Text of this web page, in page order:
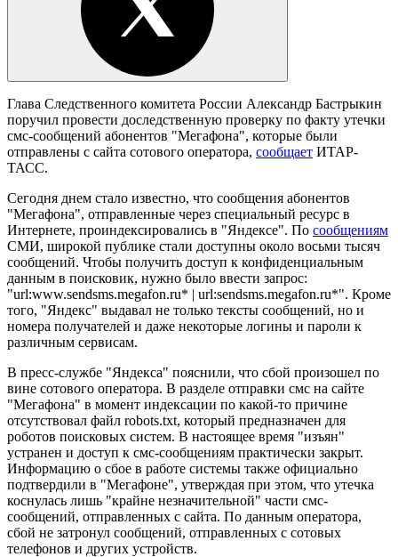
Глава Следственного комитета России Александр Бастрыкин
поручил провести доследственную проверку по факту утечки
смс-сообщений абонентов "Мегафона", которые были
отправлены с сайта сотового оператора, сообщает ИТАР-
ТАСС.
Сегодня днем стало известно, что сообщения абонентов
"Мегафона", отправленные через специальный ресурс в
Интернете, проиндексировались в "Яндексе". По сообщениям
СМИ, широкой публике стали доступны около восьми тысяч
сообщений. Чтобы получить доступ к конфиденциальным
данным в поисковик, нужно было ввести запрос:
"url:www.sendsms.megafon.ru* | url:sendsms.megafon.ru*". Кроме
того, "Яндекс" выдавал не только тексты сообщений, но и
номера получателей и даже некоторые логины и пароли к
различным сервисам.
В пресс-службе "Яндекса" пояснили, что сбой произошел по
вине сотового оператора. В разделе отправки смс на сайте
"Мегафона" в момент индексации по какой-то причине
отсутствовал файл robots.txt, который предназначен для
роботов поисковых систем. В настоящее время "изъян"
устранен и доступ к смс-сообщениям практически закрыт.
Информацию о сбое в работе системы также официально
подтвердили в "Мегафоне", утверждая при этом, что утечка
коснулась лишь "крайне незначительной" части смс-
сообщений, отправленных с сайта. По данным оператора,
сбой не затронул сообщений, отправленных с сотовых
телефонов и других устройств.